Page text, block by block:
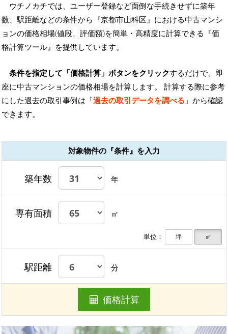
ウチノカチでは、ユーザー登録など面倒な手続きせずに築年
数、駅距離などの条件から『京都市山科区』における中古マンシ
ョンの価格相場(値段、評価額)を簡単・高精度に計算できる『価
格計算ツール』を提供しています。
条件を指定して「価格計算」ボタンをクリックするだけで、即
座に中古マンションの価格相場を計算します。 計算する際に参考
にした過去の取引事例は「過去の取引データを調べる 」から確認
できます。
対象物件の『条件』を入力
築年数 年
専有面積 ㎡
単位： 坪 ㎡
駅距離 分
価格計算